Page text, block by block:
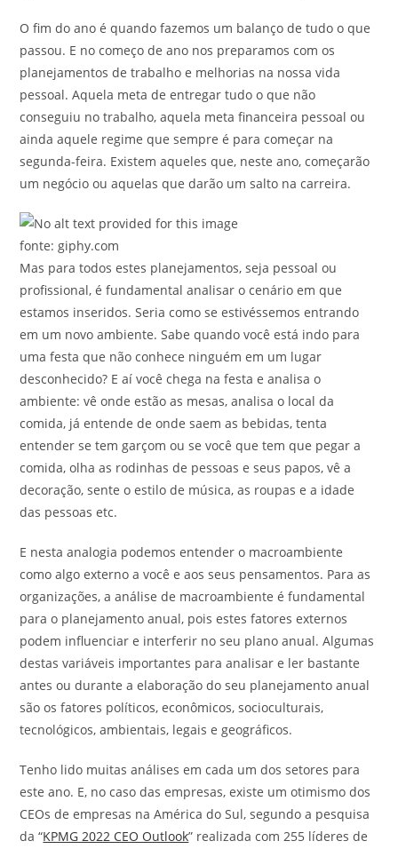
O fim do ano é quando fazemos um balanço de tudo o que
passou. E no começo de ano nos preparamos com os
planejamentos de trabalho e melhorias na nossa vida
pessoal. Aquela meta de entregar tudo o que não
conseguiu no trabalho, aquela meta financeira pessoal ou
ainda aquele regime que sempre é para começar na
segunda-feira. Existem aqueles que, neste ano, começarão
um negócio ou aquelas que darão um salto na carreira.
fonte: giphy.com
Mas para todos estes planejamentos, seja pessoal ou
profissional, é fundamental analisar o cenário em que
estamos inseridos. Seria como se estivéssemos entrando
em um novo ambiente. Sabe quando você está indo para
uma festa que não conhece ninguém em um lugar
desconhecido? E aí você chega na festa e analisa o
ambiente: vê onde estão as mesas, analisa o local da
comida, já entende de onde saem as bebidas, tenta
entender se tem garçom ou se você que tem que pegar a
comida, olha as rodinhas de pessoas e seus papos, vê a
decoração, sente o estilo de música, as roupas e a idade
das pessoas etc.
E nesta analogia podemos entender o macroambiente
como algo externo a você e aos seus pensamentos. Para as
organizações, a análise de macroambiente é fundamental
para o planejamento anual, pois estes fatores externos
podem influenciar e interferir no seu plano anual. Algumas
destas variáveis importantes para analisar e ler bastante
antes ou durante a elaboração do seu planejamento anual
são os fatores políticos, econômicos, socioculturais,
tecnológicos, ambientais, legais e geográficos.
Tenho lido muitas análises em cada um dos setores para
este ano. E, no caso das empresas, existe um otimismo dos
CEOs de empresas na América do Sul, segundo a pesquisa
da “KPMG 2022 CEO Outlook” realizada com 255 líderes de